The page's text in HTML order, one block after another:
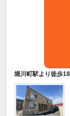
堀川町駅より徒歩